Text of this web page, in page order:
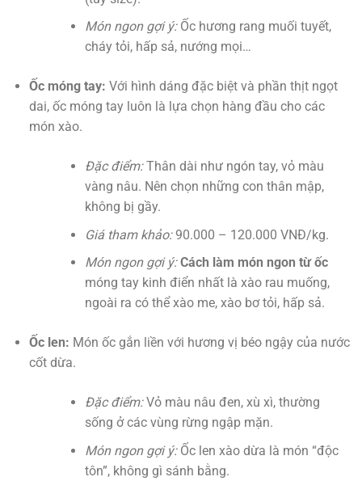
Món ngon gợi ý:Ốc hương rang muối tuyết,
cháy tỏi, hấp sả, nướng mọi…
Ốc móng tay: Với hình dáng đặc biệt và phần thịt ngọt
dai, ốc móng tay luôn là lựa chọn hàng đầu cho các
món xào.
Đặc điểm:Thân dài như ngón tay, vỏ màu
vàng nâu. Nên chọn những con thân mập,
không bị gầy.
Giá tham khảo:90.000 – 120.000 VNĐ/kg.
Món ngon gợi ý: Cách làm món ngon từ ốc
móng tay kinh điển nhất là xào rau muống,
ngoài ra có thể xào me, xào bơ tỏi, hấp sả.
Ốc len: Món ốc gắn liền với hương vị béo ngậy của nước
cốt dừa.
Đặc điểm:Vỏ màu nâu đen, xù xì, thường
sống ở các vùng rừng ngập mặn.
Món ngon gợi ý:Ốc len xào dừa là món “độc
tôn”, không gì sánh bằng.